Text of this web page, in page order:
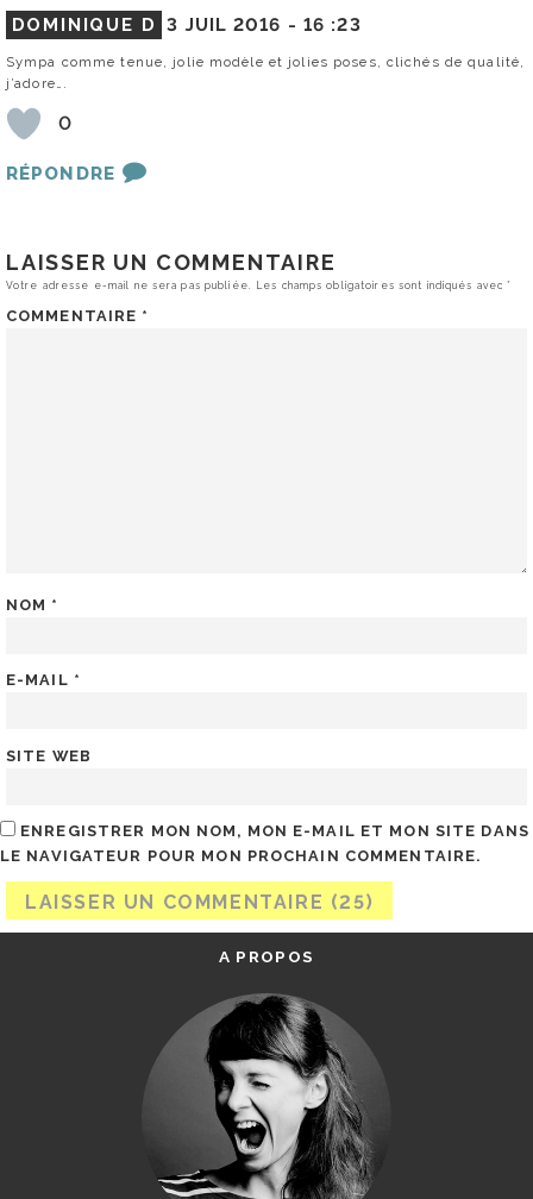
DOMINIQUE D 3 JUIL 2016 - 16 :23
Sympa comme tenue, jolie modèle et jolies poses, clichés de qualité,
j’adore….
0
RÉPONDRE
LAISSER UN COMMENTAIRE
Votre adresse e-mail ne sera pas publiée. Les champs obligatoires sont indiqués avec*
COMMENTAIRE *
NOM *
E-MAIL *
SITE WEB
ENREGISTRER MON NOM, MON E-MAIL ET MON SITE DANS
LE NAVIGATEUR POUR MON PROCHAIN COMMENTAIRE.
A PROPOS